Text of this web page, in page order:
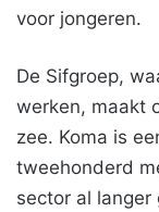
voor jongeren.
De Sifgroep,
werken, maakt
zee. Koma is
tweehonderd
sector al